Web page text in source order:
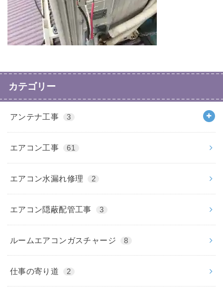
カテゴリー
アンテナ工事 3
エアコン工事 61
エアコン水漏れ修理 2
エアコン隠蔽配管工事 3
ルームエアコンガスチャージ 8
仕事の寄り道 2